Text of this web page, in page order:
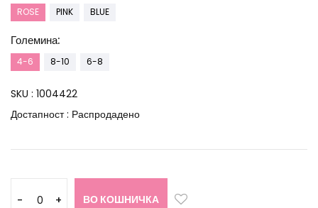
ROSE PINK BLUE
Големина:
4-6 8-10 6-8
SKU : 1004422
Достапност : Распродадено
- + ВО КОШНИЧКА